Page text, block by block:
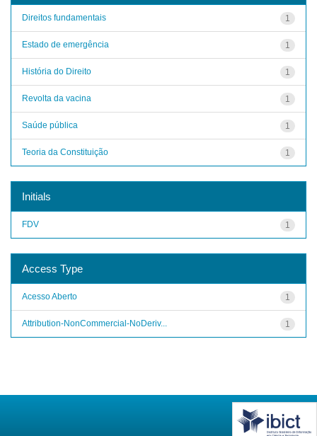
1
Direitos fundamentais
1
Estado de emergência
1
História do Direito
1
Revolta da vacina
1
Saúde pública
1
Teoria da Constituição
Initials
1
FDV
Access Type
1
Acesso Aberto
1
Attribution-NonCommercial-NoDeriv...